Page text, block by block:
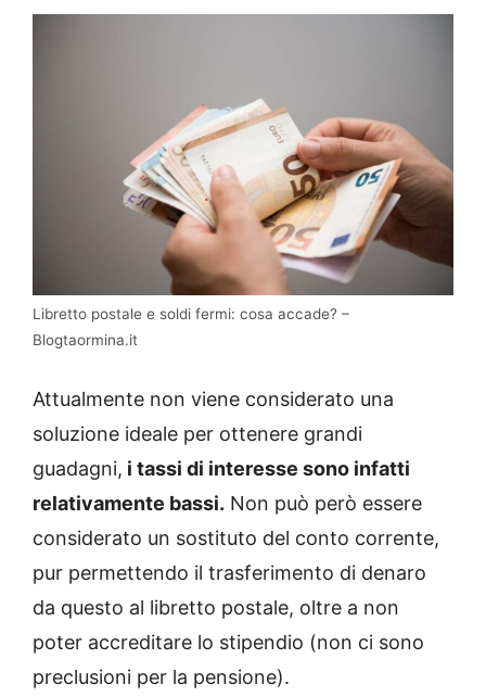
Libretto postale e soldi fermi: cosa accade? –
Blogtaormina.it
Attualmente non viene considerato una
soluzione ideale per ottenere grandi
guadagni, i tassi di interesse sono infatti
relativamente bassi. Non può però essere
considerato un sostituto del conto corrente,
pur permettendo il trasferimento di denaro
da questo al libretto postale, oltre a non
poter accreditare lo stipendio (non ci sono
preclusioni per la pensione).